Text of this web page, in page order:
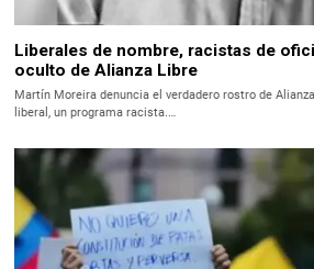
Liberales de nombre, racistas de
oculto de Alianza Libre
Martín Moreira denuncia el verdadero rostro de
liberal, un programa racista.…